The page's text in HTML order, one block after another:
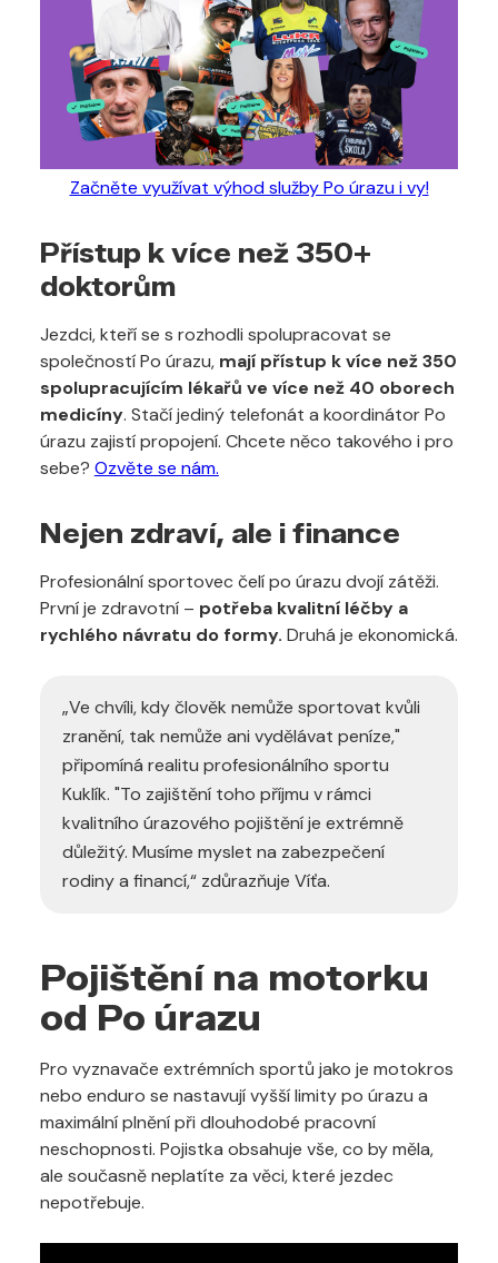
Začněte využívat výhod služby Po úrazu i vy!
Přístup k více než 350+
doktorům
Jezdci, kteří se s rozhodli spolupracovat se
společností Po úrazu, mají přístup k více než 350
spolupracujícím lékařů ve více než 40 oborech
medicíny. Stačí jediný telefonát a koordinátor Po
úrazu zajistí propojení. Chcete něco takového i pro
sebe? Ozvěte se nám.
Nejen zdraví, ale i finance
Profesionální sportovec čelí po úrazu dvojí zátěži.
První je zdravotní – potřeba kvalitní léčby a
rychlého návratu do formy. Druhá je ekonomická.
„Ve chvíli, kdy člověk nemůže sportovat kvůli
zranění, tak nemůže ani vydělávat peníze,"
připomíná realitu profesionálního sportu
Kuklík. "To zajištění toho příjmu v rámci
kvalitního úrazového pojištění je extrémně
důležitý. Musíme myslet na zabezpečení
rodiny a financí,“ zdůrazňuje Víťa.
Pojištění na motorku
od Po úrazu
Pro vyznavače extrémních sportů jako je motokros
nebo enduro se nastavují vyšší limity po úrazu a
maximální plnění při dlouhodobé pracovní
neschopnosti. Pojistka obsahuje vše, co by měla,
ale současně neplatíte za věci, které jezdec
nepotřebuje.